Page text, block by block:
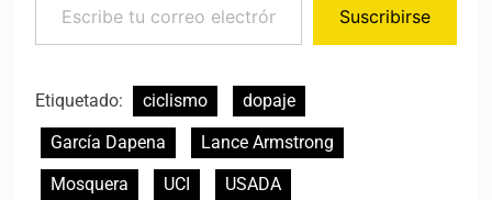
Suscribirse
Etiquetado: ciclismo
dopaje
García Dapena
Lance Armstrong
Mosquera
UCI USADA